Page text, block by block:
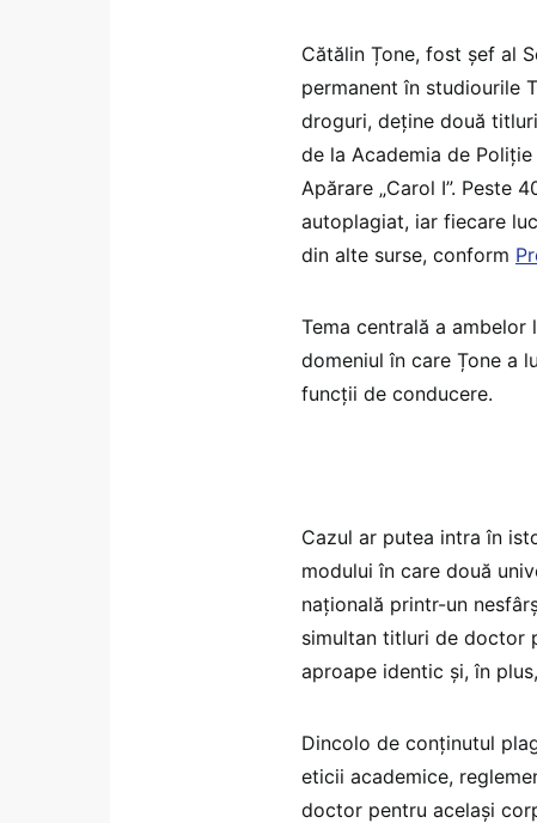
Cătălin Țone, fost șef al
permanent în studiourile
droguri, deține două
de la Academia de
Apărare „Carol I”. Peste
autoplagiat, iar fiecare
din alte surse, conform
Tema centrală a
domeniul în care Țone a
funcții de conducere.
Cazul ar putea intra în
modului în care două
națională printr-un
simultan titluri de doctor
aproape identic și, în
Dincolo de conținutul
eticii academice,
doctor pentru același